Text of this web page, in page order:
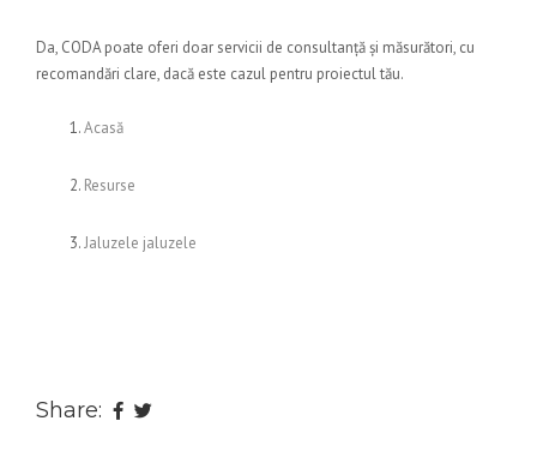
Da, CODA poate oferi doar servicii de consultanță și măsurători, cu
recomandări clare, dacă este cazul pentru proiectul tău.
Acasă
Resurse
Jaluzele jaluzele
Share: